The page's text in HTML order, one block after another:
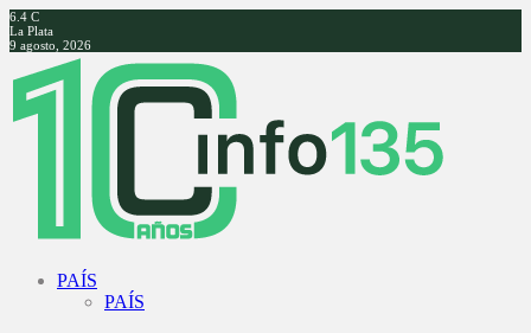
6.4 C
La Plata
9 agosto, 2026
Facebook
Twitter
Instagram
Youtube
PAÍS
PAÍS